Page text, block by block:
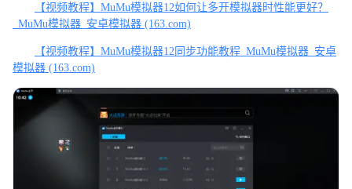
【视频教程】MuMu模拟器12如何让多开模拟器时性能更好？
_MuMu模拟器_安卓模拟器 (163.com)
【视频教程】MuMu模拟器12同步功能教程_MuMu模拟器_安卓
模拟器 (163.com)